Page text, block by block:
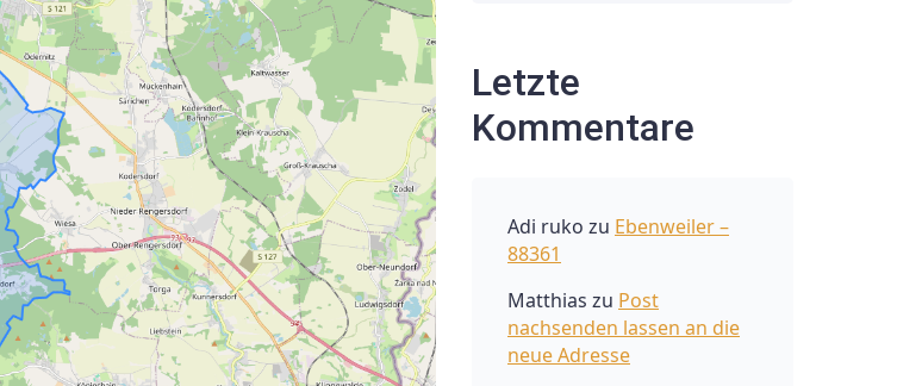
Letzte
Kommentare
Adi ruko zu Ebenweiler –
88361
Matthias zu Post
nachsenden lassen an die
neue Adresse